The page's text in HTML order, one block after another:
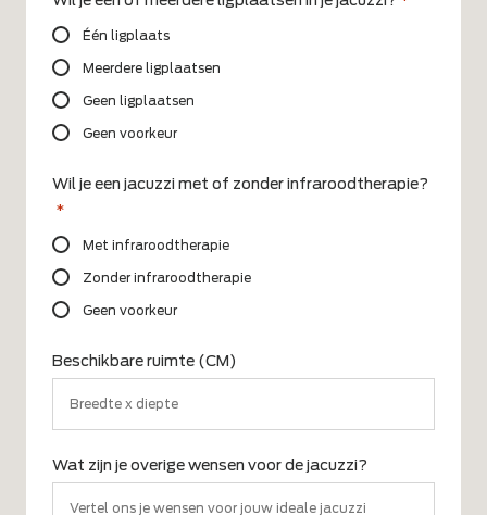
Één ligplaats
Meerdere ligplaatsen
Geen ligplaatsen
Geen voorkeur
Wil je een jacuzzi met of zonder infraroodtherapie?
*
Met infraroodtherapie
Zonder infraroodtherapie
Geen voorkeur
Beschikbare ruimte (CM)
Wat zijn je overige wensen voor de jacuzzi?